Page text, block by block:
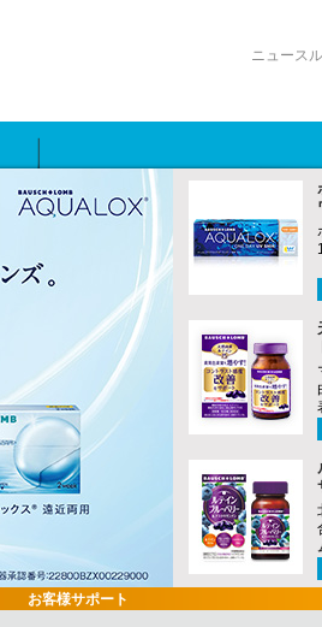
ニュース
お客様サポート